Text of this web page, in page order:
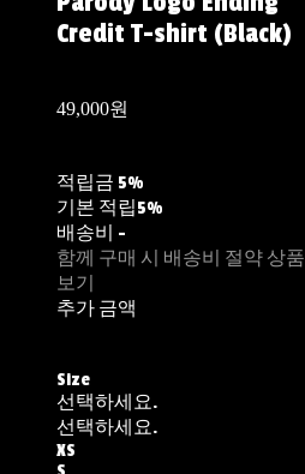
Credit T-shirt (Black)
49,000원
적립금 5%
기본 적립5%
배송비 -
함께 구매 시 배송비 절약 상품
보기
추가 금액
Size
선택하세요.
선택하세요.
XS